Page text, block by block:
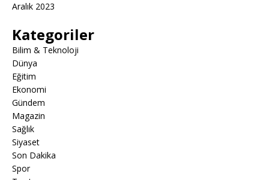
Aralık 2023
Kategoriler
Bilim & Teknoloji
Dünya
Eğitim
Ekonomi
Gündem
Magazin
Sağlık
Siyaset
Son Dakika
Spor